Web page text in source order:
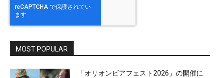
MOST POPULAR
「オリオンビアフェスト2026」の開催に